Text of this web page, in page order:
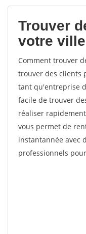
Trouver
votre
Comment trouver
trouver des clients
tant qu'entreprise
facile de trouver
réaliser
vous permet de
instantannée avec
professionnels